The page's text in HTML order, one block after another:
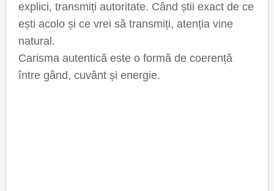
explici, transmiți autoritate. Când știi exact de ce
ești acolo și ce vrei să transmiți, atenția vine
natural.
Carisma autentică este o formă de coerență
între gând, cuvânt și energie.